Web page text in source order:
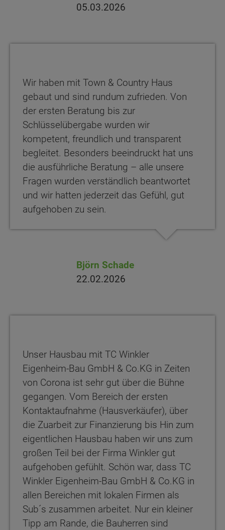
05.03.2026
Wir haben mit Town & Country Haus
gebaut und sind rundum zufrieden. Von
der ersten Beratung bis zur
Schlüsselübergabe wurden wir
kompetent, freundlich und transparent
begleitet. Besonders beeindruckt hat uns
die ausführliche Beratung – alle unsere
Fragen wurden verständlich beantwortet
und wir hatten jederzeit das Gefühl, gut
aufgehoben zu sein.
Björn Schade
22.02.2026
Unser Hausbau mit TC Winkler
Eigenheim-Bau GmbH & Co.KG in Zeiten
von Corona ist sehr gut über die Bühne
gegangen. Vom Bereich der ersten
Kontaktaufnahme (Hausverkäufer), über
die Zuarbeit zur Finanzierung bis Hin zum
eigentlichen Hausbau haben wir uns zum
großen Teil bei der Firma Winkler gut
aufgehoben gefühlt. Schön war, dass TC
Winkler Eigenheim-Bau GmbH & Co.KG in
allen Bereichen mit lokalen Firmen als
Sub´s zusammen arbeitet. Nur ein kleiner
Tipp am Rande, die Bauherren sind